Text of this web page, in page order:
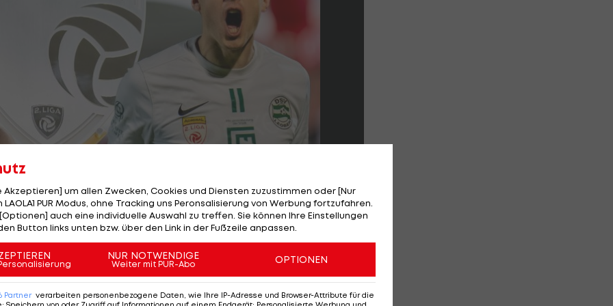
1/12 Foto: GEPA
Geschichtsbüchern dieses Landes, der GAK freut
Akzeptieren] um allen Zwecken, Cookies und Diensten zuzustimmen oder [Nur
PUR Modus, ohne Tracking uns Peronsalisierung von Werbung fortzufahren.
auch eine individuelle Auswahl zu treffen. Sie können Ihre Einstellungen
Button links unten bzw. über den Link in der Fußzeile anpassen.
NUR NOTWENDIGE
Weiter mit PUR-Abo OPTIONEN
Partner verarbeiten personenbezogene Daten, wie Ihre IP-Adresse und Browser-Attribute für die